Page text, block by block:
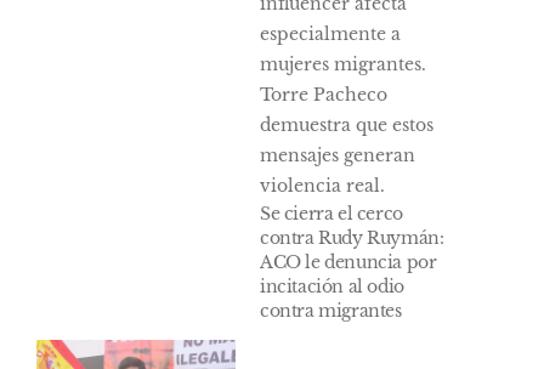
Se cierra el cerco
contra Rudy Ruymán:
ACO le denuncia por
incitación al odio
contra migrantes